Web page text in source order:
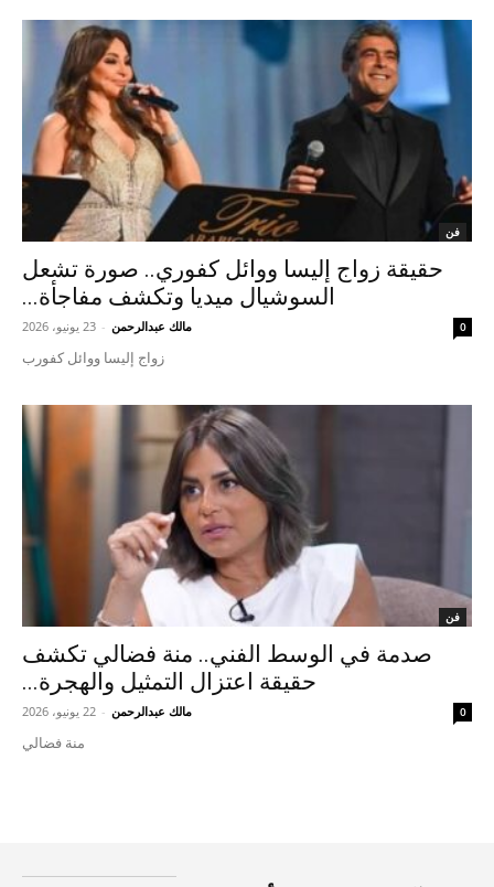
فن
حقيقة زواج إليسا ووائل كفوري.. صورة تشعل
السوشيال ميديا وتكشف مفاجأة...
مالك عبدالرحمن - 23 يونيو، 2026 0
زواج إليسا ووائل كفورب
فن
صدمة في الوسط الفني.. منة فضالي تكشف
حقيقة اعتزال التمثيل والهجرة...
مالك عبدالرحمن - 22 يونيو، 2026 0
منة فضالي